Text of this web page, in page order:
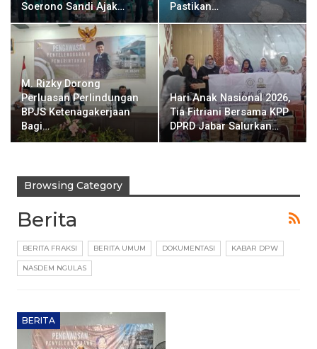
Soerono Sandi Ajak…
Pastikan…
M. Rizky Dorong
Perluasan Perlindungan
BPJS Ketenagakerjaan
Bagi…
Hari Anak Nasional 2026,
Tia Fitriani Bersama KPP
DPRD Jabar Salurkan…
Browsing Category
Berita
BERITA FRAKSI BERITA UMUM DOKUMENTASI KABAR DPW
NASDEM NGULAS
BERITA